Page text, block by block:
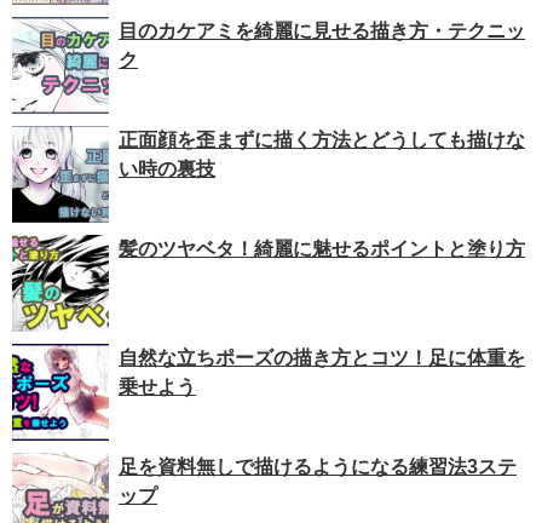
目のカケアミを綺麗に見せる描き方・テクニッ
ク
正面顔を歪まずに描く方法とどうしても描けな
い時の裏技
髪のツヤベタ！綺麗に魅せるポイントと塗り方
自然な立ちポーズの描き方とコツ！足に体重を
乗せよう
足を資料無しで描けるようになる練習法3ステ
ップ